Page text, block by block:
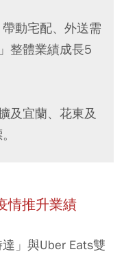
動宅配、外送需
整體業績成長5
及宜蘭、花東及
情推升業績
」與Uber Eats雙